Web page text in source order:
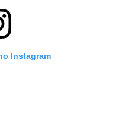
Instagram